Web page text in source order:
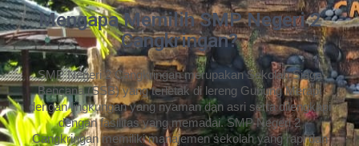
Mengapa Memilih SMP Negeri 2
Cangkringan?
SMP Negeri 2 Cangkringan merupakan Sekolah Siaga
Bencana (SSB) yang terletak di lereng Gunung Merapi
dengan lingkungan yang nyaman dan asri serta dilengkapi
dengan fasilitas yang memadai. SMP Negeri 2
Cangkringan memiliki manajemen sekolah yang rapi dan